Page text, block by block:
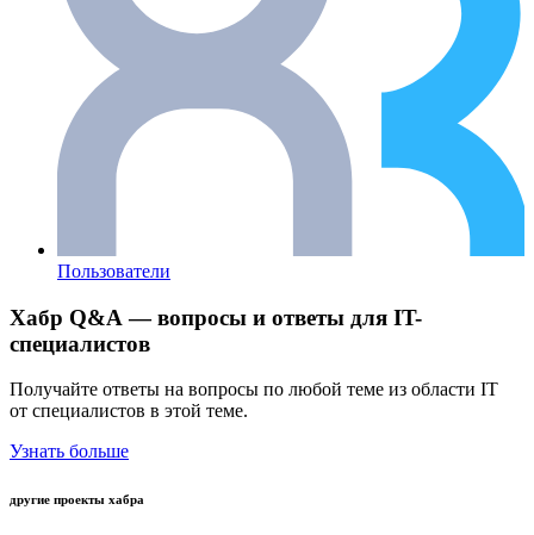
Пользователи
Хабр Q&A — вопросы и ответы для IT-
специалистов
Получайте ответы на вопросы по любой теме из области IT
от специалистов в этой теме.
Узнать больше
другие проекты хабра